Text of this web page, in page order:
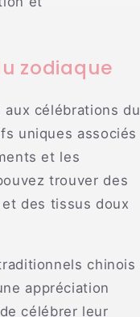
zodiaque
célébrations du
uniques associés
et les
trouver des
des tissus doux
chinois
appréciation
célébrer leur